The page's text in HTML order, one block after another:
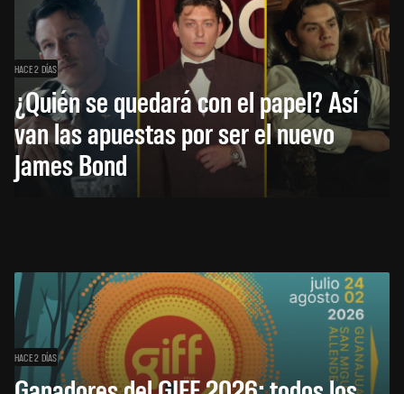
HACE 2 DÍAS
¿Quién se quedará con el papel? Así
van las apuestas por ser el nuevo
James Bond
HACE 2 DÍAS